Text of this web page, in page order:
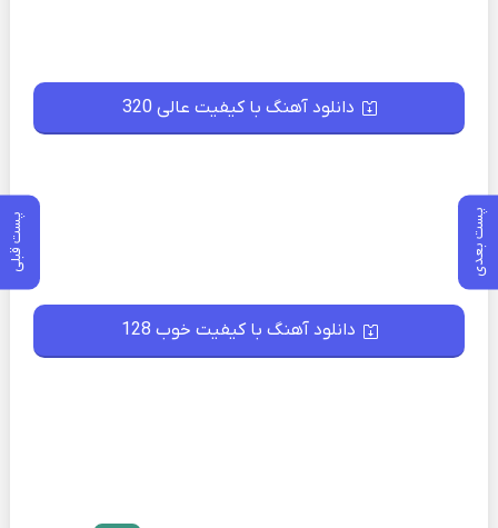
پست بعدی پست قبلی
دانلود آهنگ با کیفیت عالی 320
دانلود آهنگ با کیفیت خوب 128